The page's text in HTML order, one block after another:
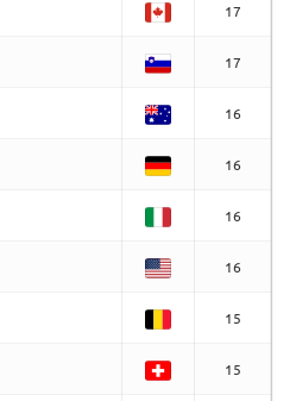
17
17
16
16
16
16
15
15